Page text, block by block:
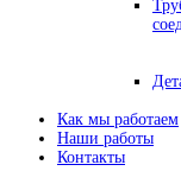
Как мы работаем
Наши работы
Контакты